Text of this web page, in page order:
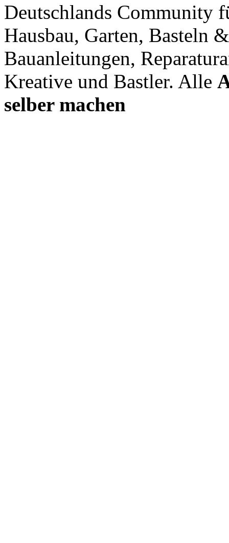
Deutschlands Community
Hausbau, Garten, Basteln
Bauanleitungen,
Kreative und Bastler. Alle
selber machen